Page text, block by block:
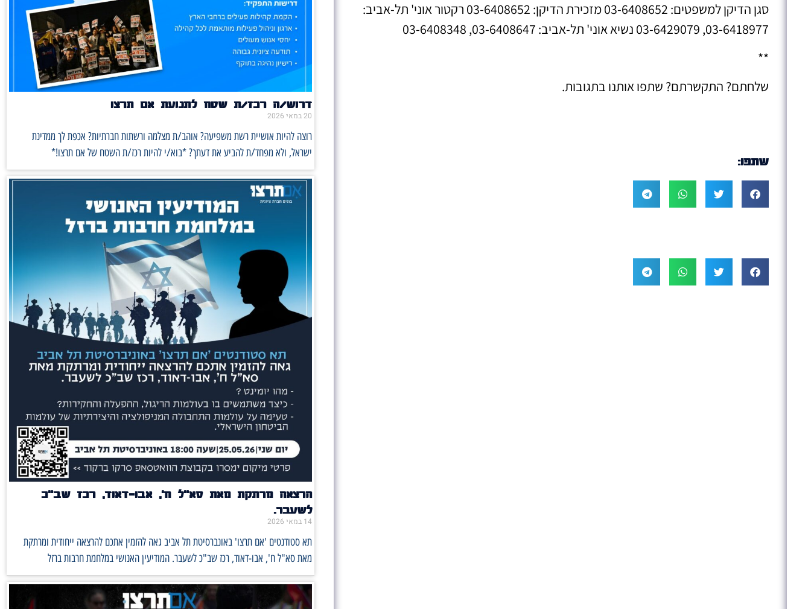
סגן הדיקן למשפטים: 03-6408652 מזכירת הדיקן: 03-6408652 רקטור אוני' תל-אביב:
03-6418977, 03-6429079 נשיא אוני' תל-אביב: 03-6408647, 03-6408348
**
שלחתם? התקשרתם? שתפו אותנו בתגובות.
שתפו:
דרוש/ה רכז/ת שטח לתנועת אם תרצו
20 במאי 2026
רוצה להיות אושיית רשת משפיעה? אוהב/ת מצלמה ורשתות חברתיות? אכפת לך ממדינת
ישראל, ולא מפחד/ת להביע את דעתך? *בוא/י להיות רכז/ת השטח של אם תרצו!*
הרצאה מרתקת מאת סא"ל ח', אבו-דאוד, רכז שב"כ
לשעבר.
14 במאי 2026
תא סטודנטים 'אם תרצו' באונברסיטת תל אביב גאה להזמין אתכם להרצאה ייחודית ומרתקת
מאת סא"ל ח', אבו-דאוד, רכז שב"כ לשעבר. המודיעין האנושי במלחמת חרבות ברזל